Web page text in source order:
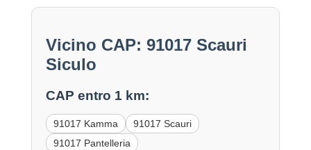
Vicino CAP: 91017 Scauri
Siculo
CAP entro 1 km:
91017 Kamma
91017 Scauri
91017 Pantelleria